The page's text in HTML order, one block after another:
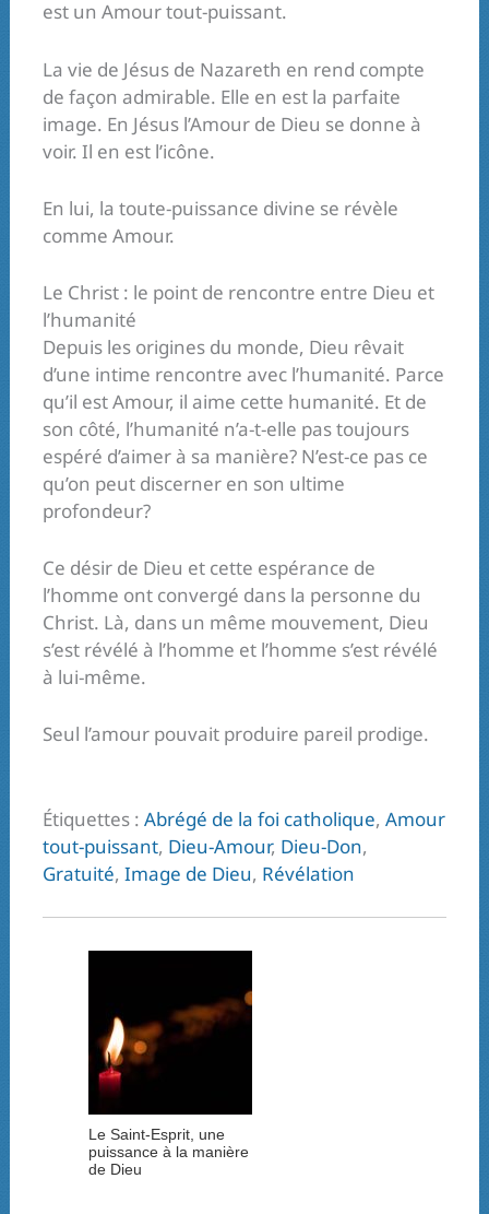
est un Amour tout-puissant.
La vie de Jésus de Nazareth en rend compte
de façon admirable. Elle en est la parfaite
image. En Jésus l’Amour de Dieu se donne à
voir. Il en est l’icône.
En lui, la toute-puissance divine se révèle
comme Amour.
Le Christ : le point de rencontre entre Dieu et
l’humanité
Depuis les origines du monde, Dieu rêvait
d’une intime rencontre avec l’humanité. Parce
qu’il est Amour, il aime cette humanité. Et de
son côté, l’humanité n’a-t-elle pas toujours
espéré d’aimer à sa manière? N’est-ce pas ce
qu’on peut discerner en son ultime
profondeur?
Ce désir de Dieu et cette espérance de
l’homme ont convergé dans la personne du
Christ. Là, dans un même mouvement, Dieu
s’est révélé à l’homme et l’homme s’est révélé
à lui-même.
Seul l’amour pouvait produire pareil prodige.
Étiquettes :Abrégé de la foi catholique,Amour
tout-puissant, Dieu-Amour, Dieu-Don,
Gratuité,Image de Dieu, Révélation
Le Saint-Esprit, une
puissance à la manière
de Dieu